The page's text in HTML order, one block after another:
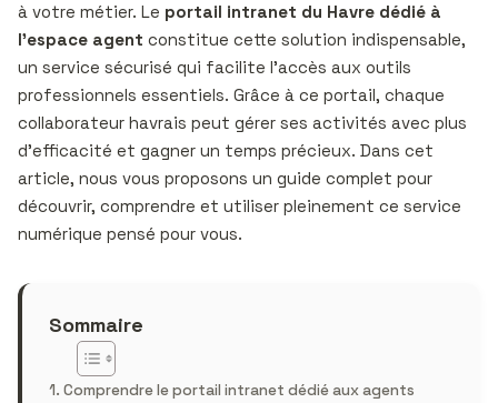
à votre métier. Le portail intranet du Havre dédié à
l’espace agent constitue cette solution indispensable,
un service sécurisé qui facilite l’accès aux outils
professionnels essentiels. Grâce à ce portail, chaque
collaborateur havrais peut gérer ses activités avec plus
d’efficacité et gagner un temps précieux. Dans cet
article, nous vous proposons un guide complet pour
découvrir, comprendre et utiliser pleinement ce service
numérique pensé pour vous.
Sommaire
Comprendre le portail intranet dédié aux agents